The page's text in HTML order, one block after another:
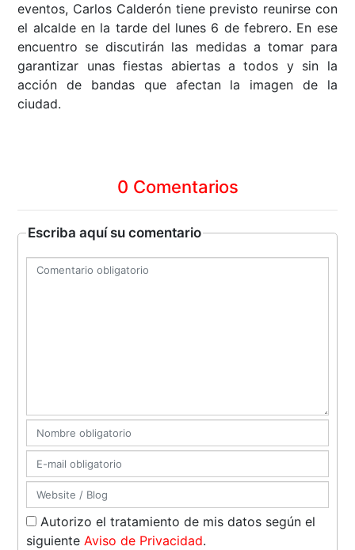
eventos, Carlos Calderón tiene previsto reunirse con
el alcalde en la tarde del lunes 6 de febrero. En ese
encuentro se discutirán las medidas a tomar para
garantizar unas fiestas abiertas a todos y sin la
acción de bandas que afectan la imagen de la
ciudad.
0 Comentarios
Escriba aquí su comentario
Autorizo el tratamiento de mis datos según el
siguienteAviso de Privacidad.